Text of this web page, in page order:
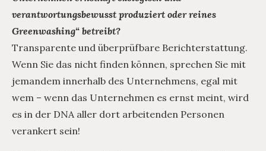
verantwortungsbewusst produziert oder reines
Greenwashing“ betreibt?
Transparente und überprüfbare Berichterstattung.
Wenn Sie das nicht finden können, sprechen Sie mit
jemandem innerhalb des Unternehmens, egal mit
wem – wenn das Unternehmen es ernst meint, wird
es in der DNA aller dort arbeitenden Personen
verankert sein!